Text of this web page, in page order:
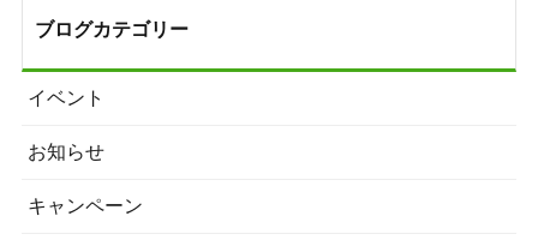
ブログカテゴリー
イベント
お知らせ
キャンペーン